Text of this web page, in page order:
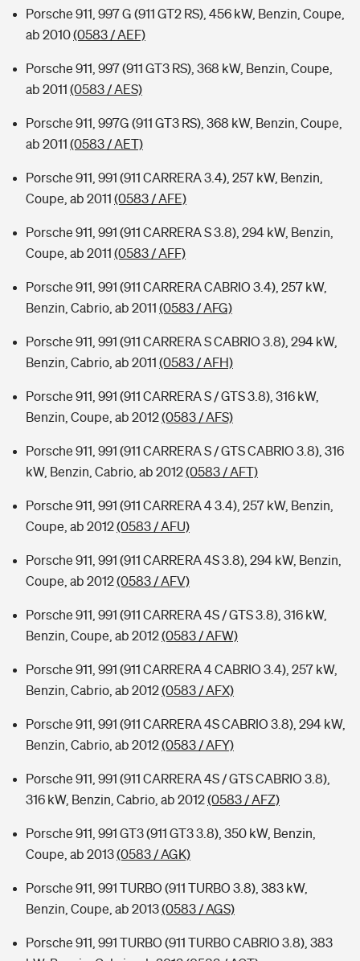
Porsche 911, 997 G (911 GT2 RS), 456 kW, Benzin, Coupe,
ab 2010(0583 / AEF)
Porsche 911, 997 (911 GT3 RS), 368 kW, Benzin, Coupe,
ab 2011 (0583 / AES)
Porsche 911, 997G (911 GT3 RS), 368 kW, Benzin, Coupe,
ab 2011 (0583 / AET)
Porsche 911, 991 (911 CARRERA 3.4), 257 kW, Benzin,
Coupe, ab 2011 (0583 / AFE)
Porsche 911, 991 (911 CARRERA S 3.8), 294 kW, Benzin,
Coupe, ab 2011 (0583 / AFF)
Porsche 911, 991 (911 CARRERA CABRIO 3.4), 257 kW,
Benzin, Cabrio, ab 2011 (0583 / AFG)
Porsche 911, 991 (911 CARRERA S CABRIO 3.8), 294 kW,
Benzin, Cabrio, ab 2011 (0583 / AFH)
Porsche 911, 991 (911 CARRERA S / GTS 3.8), 316 kW,
Benzin, Coupe, ab 2012(0583 / AFS)
Porsche 911, 991 (911 CARRERA S / GTS CABRIO 3.8), 316
kW, Benzin, Cabrio, ab 2012(0583 / AFT)
Porsche 911, 991 (911 CARRERA 4 3.4), 257 kW, Benzin,
Coupe, ab 2012(0583 / AFU)
Porsche 911, 991 (911 CARRERA 4S 3.8), 294 kW, Benzin,
Coupe, ab 2012(0583 / AFV)
Porsche 911, 991 (911 CARRERA 4S / GTS 3.8), 316 kW,
Benzin, Coupe, ab 2012(0583 / AFW)
Porsche 911, 991 (911 CARRERA 4 CABRIO 3.4), 257 kW,
Benzin, Cabrio, ab 2012(0583 / AFX)
Porsche 911, 991 (911 CARRERA 4S CABRIO 3.8), 294 kW,
Benzin, Cabrio, ab 2012(0583 / AFY)
Porsche 911, 991 (911 CARRERA 4S / GTS CABRIO 3.8),
316 kW, Benzin, Cabrio, ab 2012(0583 / AFZ)
Porsche 911, 991 GT3 (911 GT3 3.8), 350 kW, Benzin,
Coupe, ab 2013(0583 / AGK)
Porsche 911, 991 TURBO (911 TURBO 3.8), 383 kW,
Benzin, Coupe, ab 2013(0583 / AGS)
Porsche 911, 991 TURBO (911 TURBO CABRIO 3.8), 383